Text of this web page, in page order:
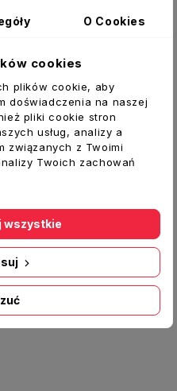
O Cookies
cookies
plików cookie, aby
doświadczenia na naszej
pliki cookie stron
usług, analizy a
związanych z Twoimi
Twoich zachowań
wszystkie